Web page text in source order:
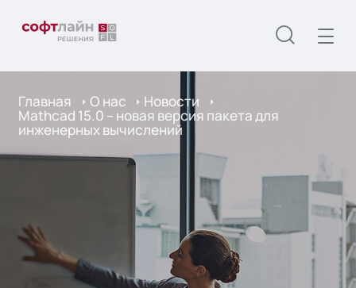
Главная О нас Новости
Mathcad 15.0 – новая версия пакета для
инженерных вычислений